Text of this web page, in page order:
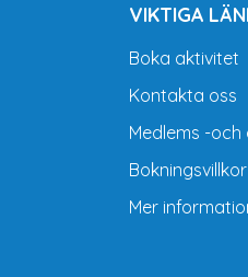
VIKTIGA
Boka aktivitet
Kontakta oss
Medlems -
Bokningsvillkor
Mer